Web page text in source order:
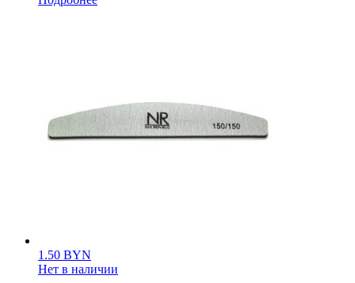
1.50 BYN
Нет в наличии